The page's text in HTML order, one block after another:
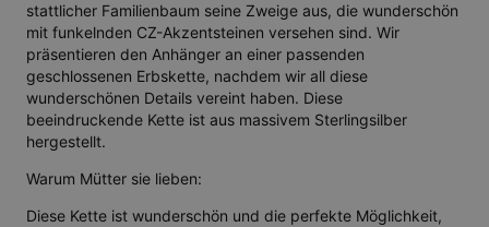
stattlicher Familienbaum seine Zweige aus, die wunderschön
mit funkelnden CZ-Akzentsteinen versehen sind. Wir
präsentieren den Anhänger an einer passenden
geschlossenen Erbskette, nachdem wir all diese
wunderschönen Details vereint haben. Diese
beeindruckende Kette ist aus massivem Sterlingsilber
hergestellt.
Warum Mütter sie lieben:
Diese Kette ist wunderschön und die perfekte Möglichkeit,